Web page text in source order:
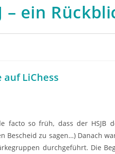
– ein
auf LiChess
facto so früh, dass der HSJB
zu sagen…) Danach
durchgeführt. Die